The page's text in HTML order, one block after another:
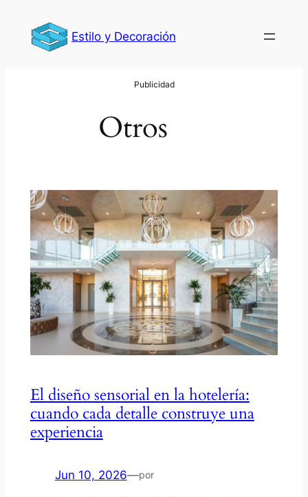
contenido
Estilo y Decoración
Otros
El diseño sensorial en la hotelería:
cuando cada detalle construye una
experiencia
Jun 10, 2026—por